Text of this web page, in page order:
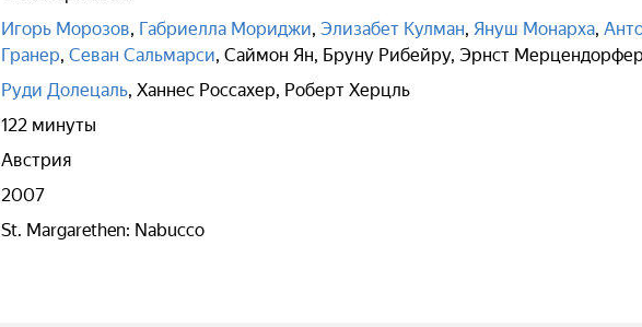
Игорь Морозов, Габриелла Мориджи, Элизабет Кулман, Януш Монарха,
Гранер, Севан Сальмарси, Саймон Ян, Бруну Рибейру, Эрнст Мерцендорфер
Руди Долецаль, Ханнес Россахер, Роберт Херцль
122 минуты
Австрия
2007
St. Margarethen: Nabucco